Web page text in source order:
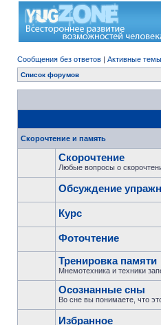
Сообщения без ответов | Активные темы
Список форумов
Скорочтение и память
Скорочтение
Любые вопросы о
Обсуждение
Курс
Фоточтение
Тренировка памяти
Мнемотехника и техники
Осознанные сны
Во сне вы понимаете, что это
Избранное